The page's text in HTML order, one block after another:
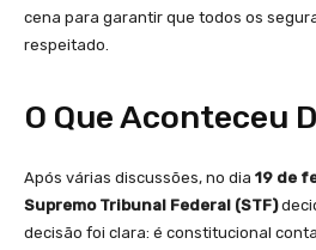
cena para garantir que todos os
respeitado.
O Que Aconteceu
Após várias discussões, no dia 19 de
Supremo Tribunal Federal (STF)
decisão foi clara: é constitucional